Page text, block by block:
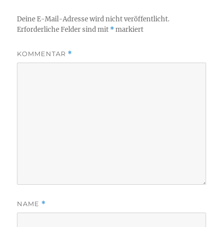
Deine E-Mail-Adresse wird nicht veröffentlicht.
Erforderliche Felder sind mit *markiert
KOMMENTAR *
NAME *